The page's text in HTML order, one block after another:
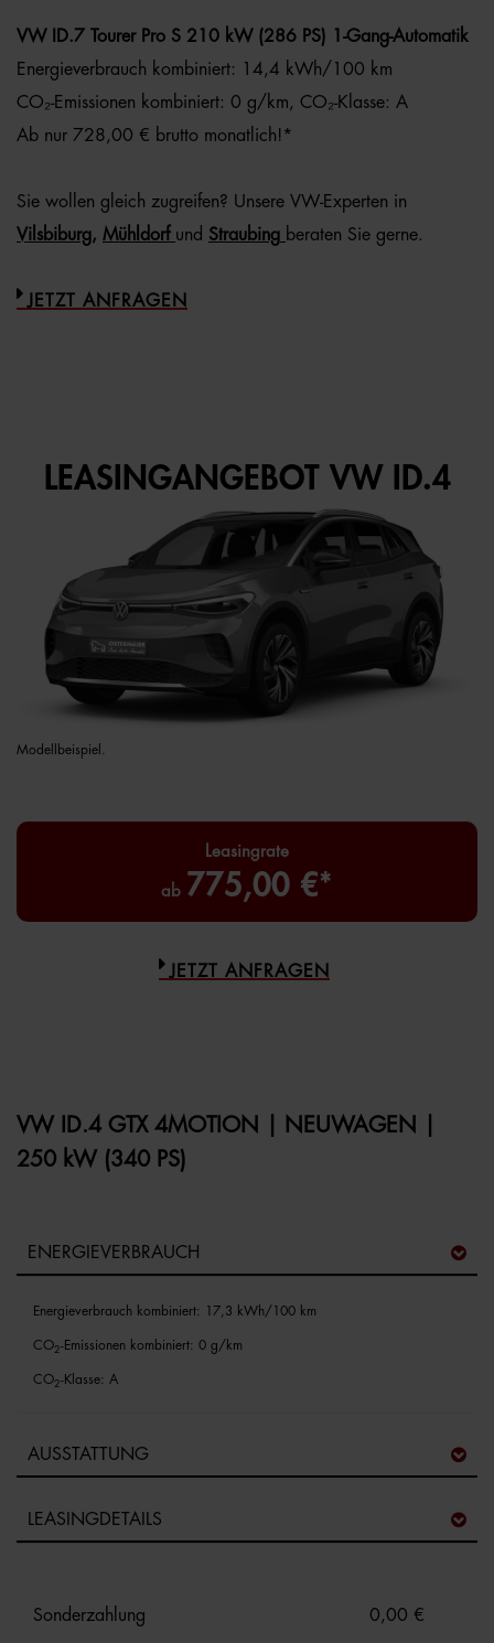
VW ID.7 Tourer Pro S 210 kW (286 PS) 1-Gang-Automatik
Energieverbrauch kombiniert: 14,4 kWh/100 km
CO₂-Emissionen kombiniert: 0 g/km, CO₂-Klasse: A
Ab nur 728,00 € brutto monatlich!*
Sie wollen gleich zugreifen? Unsere VW-Experten in
Vilsbiburg, Mühldorf und Straubing beraten Sie gerne.
JETZT ANFRAGEN
LEASINGANGEBOT VW ID.4
Modellbeispiel.
Leasingrate
ab 775,00 €*
JETZT ANFRAGEN
VW ID.4 GTX 4MOTION | NEUWAGEN |
250 kW (340 PS)
ENERGIEVERBRAUCH
Energieverbrauch kombiniert: 17,3 kWh/100 km
CO2-Emissionen kombiniert: 0 g/km
CO2-Klasse: A
AUSSTATTUNG
LEASINGDETAILS
Sonderzahlung 0,00 €